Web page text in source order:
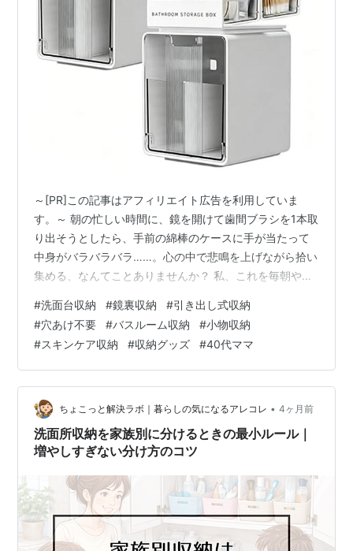
～[PR]この記事はアフィリエイト広告を利用していま
す。～ 朝の忙しい時間に、鏡を開けて歯間ブラシを1本取
り出そうとしたら、手前の綿棒のケースに手が当たって
中身がバラバラバラ……。心の中で悲鳴を上げながら拾い
集める、なんてことありませんか？ 私、これを毎朝やっ
調べてみました。 鏡裏収納って、意外と使いにくくない
ですか 洗面台の鏡裏のスペース、一見すると便利そうな
んですよね。 でも実際は、こまごましたものを積み上げ
ると下のものが取り出せなくなって、結局上のものをご
っそりどかすという謎のルーティンが毎朝発生していま
した。 我が家の場合、家族それぞれ…
#洗面台収納 #鏡裏収納 #引き出し式収納
#穴あけ不要 #バスルーム収納 #小物収納
#スキンケア収納 #収納グッズ #40代ママ
ちょこっと解決ラボ｜暮らしの気になるアレコレ • 4ヶ月前
洗面所収納を家族別に分けるときの最小ルール｜
増やしすぎない分け方のコツ